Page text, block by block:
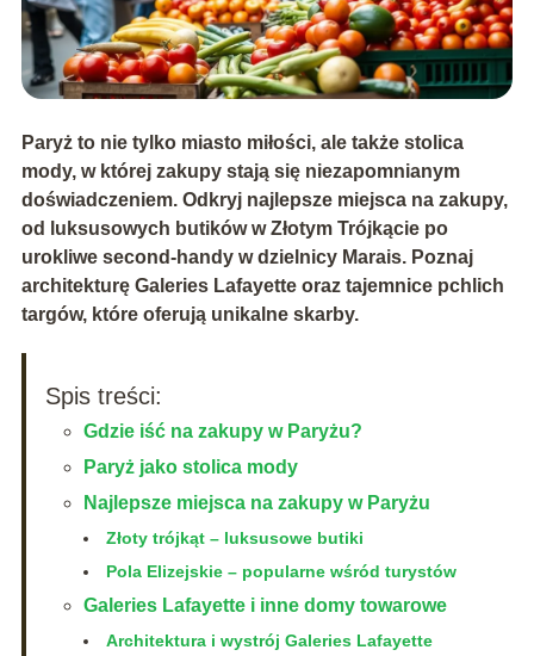
Paryż to nie tylko miasto miłości, ale także stolica
mody, w której zakupy stają się niezapomnianym
doświadczeniem. Odkryj najlepsze miejsca na zakupy,
od luksusowych butików w Złotym Trójkącie po
urokliwe second-handy w dzielnicy Marais. Poznaj
architekturę Galeries Lafayette oraz tajemnice pchlich
targów, które oferują unikalne skarby.
Spis treści:
Gdzie iść na zakupy w Paryżu?
Paryż jako stolica mody
Najlepsze miejsca na zakupy w Paryżu
Złoty trójkąt – luksusowe butiki
Pola Elizejskie – popularne wśród turystów
Galeries Lafayette i inne domy towarowe
Architektura i wystrój Galeries Lafayette